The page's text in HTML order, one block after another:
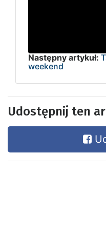
Następny artykuł:
weekend
Udostępnij ten